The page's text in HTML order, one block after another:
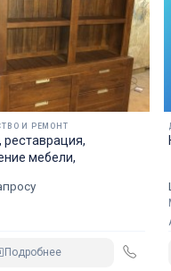
Москве: ЮАО, ЮЗАЮ,
(МО): Домодедово,
Коммунарка,
Подольск, Серпухов,
автовышка,
И РЕМОНТ
реставрация,
мебели,
Подробнее